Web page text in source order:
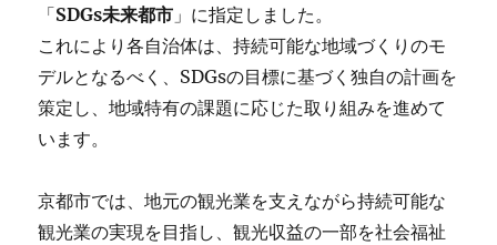
「SDGs未来都市 」に指定しました。
これにより各自治体は、持続可能な地域づくりのモ
デルとなるべく、SDGsの目標に基づく独自の計画を
策定し、地域特有の課題に応じた取り組みを進めて
います。
京都市では、地元の観光業を支えながら持続可能な
観光業の実現を目指し、観光収益の一部を社会福祉